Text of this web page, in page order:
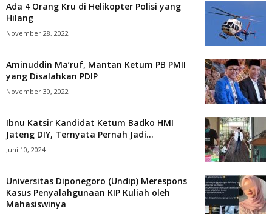
Ada 4 Orang Kru di Helikopter Polisi yang
Hilang
November 28, 2022
Aminuddin Ma’ruf, Mantan Ketum PB PMII
yang Disalahkan PDIP
November 30, 2022
Ibnu Katsir Kandidat Ketum Badko HMI
Jateng DIY, Ternyata Pernah Jadi...
Juni 10, 2024
Universitas Diponegoro (Undip) Merespons
Kasus Penyalahgunaan KIP Kuliah oleh
Mahasiswinya